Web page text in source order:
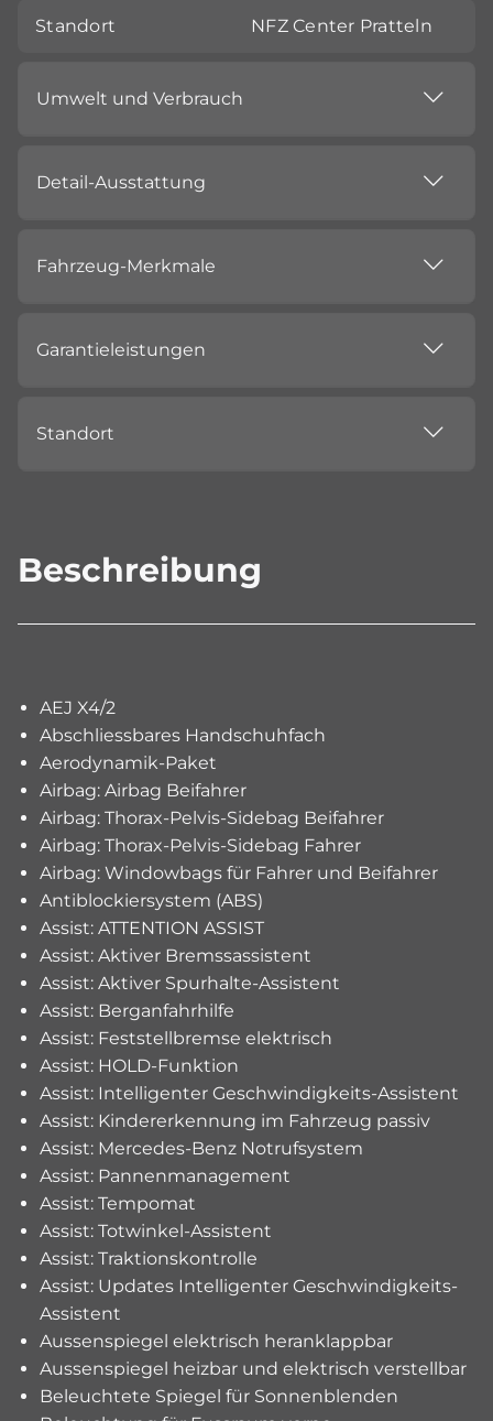
Standort NFZ Center Pratteln
Umwelt und Verbrauch
Detail-Ausstattung
Fahrzeug-Merkmale
Garantieleistungen
Standort
Beschreibung
AEJ X4/2
Abschliessbares Handschuhfach
Aerodynamik-Paket
Airbag: Airbag Beifahrer
Airbag: Thorax-Pelvis-Sidebag Beifahrer
Airbag: Thorax-Pelvis-Sidebag Fahrer
Airbag: Windowbags für Fahrer und Beifahrer
Antiblockiersystem (ABS)
Assist: ATTENTION ASSIST
Assist: Aktiver Bremssassistent
Assist: Aktiver Spurhalte-Assistent
Assist: Berganfahrhilfe
Assist: Feststellbremse elektrisch
Assist: HOLD-Funktion
Assist: Intelligenter Geschwindigkeits-Assistent
Assist: Kindererkennung im Fahrzeug passiv
Assist: Mercedes-Benz Notrufsystem
Assist: Pannenmanagement
Assist: Tempomat
Assist: Totwinkel-Assistent
Assist: Traktionskontrolle
Assist: Updates Intelligenter Geschwindigkeits-
Assistent
Aussenspiegel elektrisch heranklappbar
Aussenspiegel heizbar und elektrisch verstellbar
Beleuchtete Spiegel für Sonnenblenden